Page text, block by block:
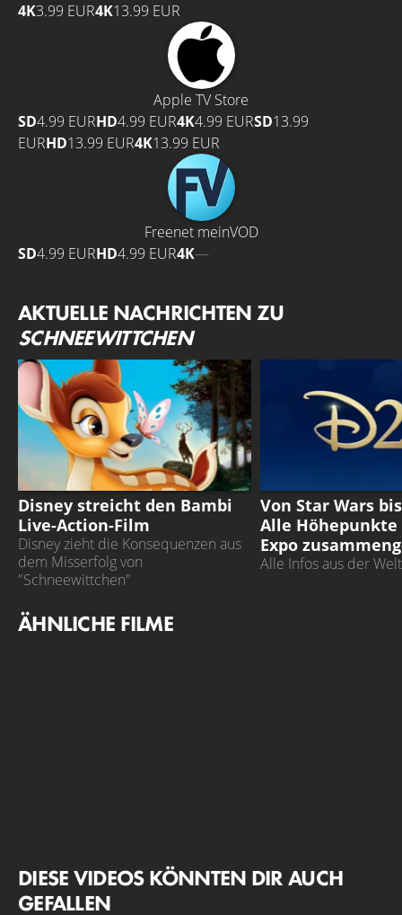
4K3.99 EUR4K13.99 EUR
Apple TV Store
SD4.99 EURHD4.99 EUR4K4.99 EURSD13.99
EURHD13.99 EUR4K13.99 EUR
Freenet meinVOD
SD4.99 EURHD4.99 EUR4K—
AKTUELLE NACHRICHTEN ZU
SCHNEEWITTCHEN
BAMBI
Disney streicht den Bambi
Live-Action-Film
Disney zieht die Konsequenzen aus
dem Misserfolg von
"Schneewittchen"
Von Star Wars
Alle Höhepunkte
Expo
Alle Infos aus der
ÄHNLICHE FILME
DIESE VIDEOS KÖNNTEN DIR AUCH
GEFALLEN